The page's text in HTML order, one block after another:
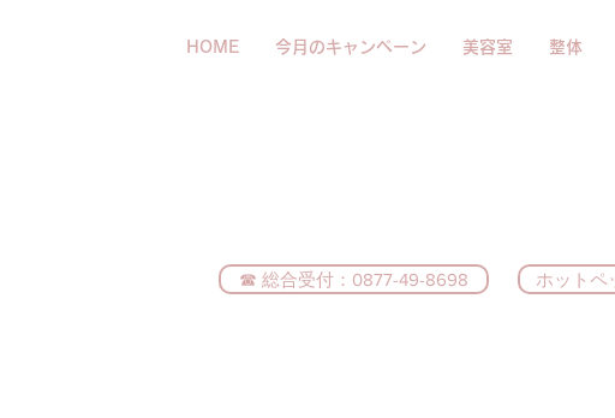
HOME 今月のキャンペーン 美容室 整体
☎ 総合受付：0877-49-8698 ホット